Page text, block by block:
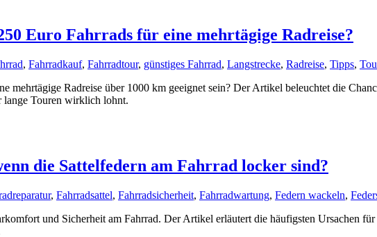
Euro Fahrrads für eine mehrtägige Radreise?
, Fahrradkauf, Fahrradtour, günstiges Fahrrad, Langstrecke, Radreise, Tipps,
mehrtägige Radreise über 1000 km geeignet sein? Der Artikel beleuchtet die
lange Touren wirklich lohnt.
die Sattelfedern am Fahrrad locker sind?
, Fahrradsattel, Fahrradsicherheit, Fahrradwartung, Federn wackeln,
und Sicherheit am Fahrrad. Der Artikel erläutert die häufigsten Ursachen